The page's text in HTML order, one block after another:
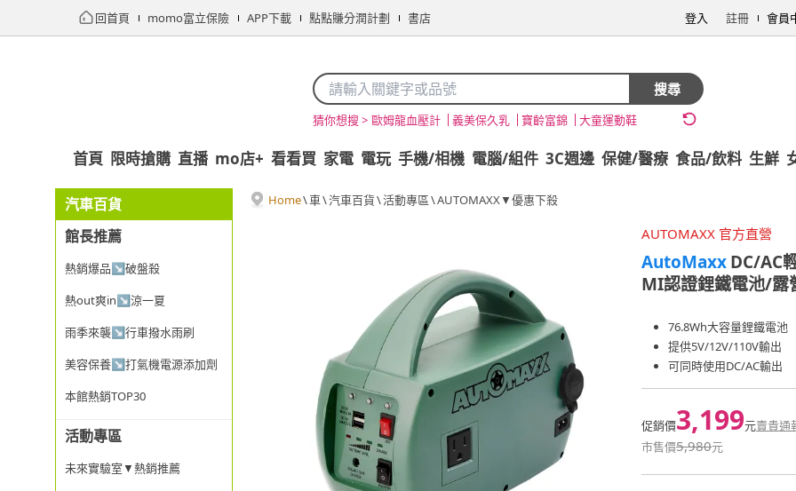
回首頁 momo富立保險 APP下載 點點賺分潤計劃 書店 登入 註冊 會員
搜尋
猜你想搜 > 歐姆龍血壓計 義美保久乳 寶齡富錦 大童運動鞋
首頁 限時搶購 直播 mo店+ 看看買 家電 電玩 手機/相機 電腦/組件 3C週邊 保健/醫療 食品/飲料 生鮮
汽車百貨
館長推薦
熱銷爆品↘破盤殺
熱out爽in↘涼一夏
雨季來襲↘行車撥水雨刷
美容保養↘打氣機電源添加劑
本館熱銷TOP30
活動專區
未來實驗室▼熱銷推薦
Home\車\汽車百貨\活動專區\AUTOMAXX▼優惠下殺
AUTOMAXX 官方直營
AutoMaxxDC/AC
MI認證鋰鐵電池/露
76.8Wh大容量鋰鐵電池
提供5V/12V/110V輸出
可同時使用DC/AC輸出
促銷價3,199元賣貴通
市售價5,980元